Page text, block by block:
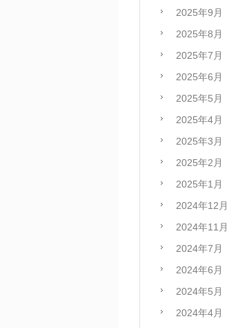
2025年9月
2025年8月
2025年7月
2025年6月
2025年5月
2025年4月
2025年3月
2025年2月
2025年1月
2024年12月
2024年11月
2024年7月
2024年6月
2024年5月
2024年4月